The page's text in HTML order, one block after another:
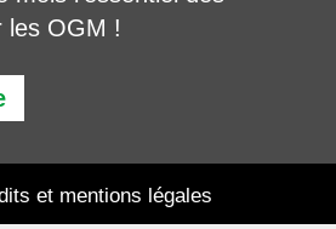
les OGM !
et mentions légales